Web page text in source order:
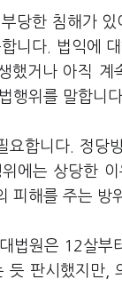
당한 침해가
니다. 법익에
거나 아직 계
행위를 말합니
합니다. 정당
에는 상당한
피해를 주는 방
법원은 12살부
판시했지만,